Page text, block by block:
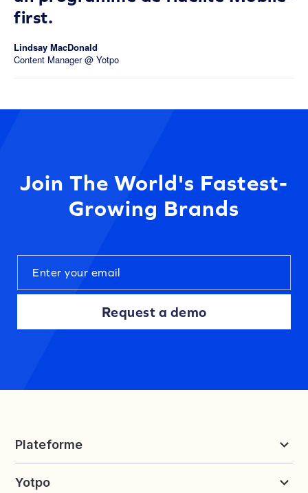
first.
Lindsay MacDonald
Content Manager @ Yotpo
Join The World's Fastest-
Growing Brands
Request a demo
Plateforme
Fidélité et parrainage
Yotpo